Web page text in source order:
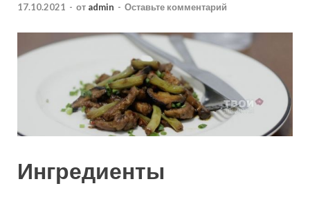
17.10.2021 - от admin - Оставьте комментарий
Ингредиенты